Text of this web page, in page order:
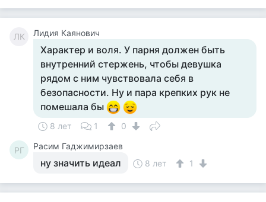
ЛК Лидия Каянович
Характер и воля. У парня должен быть
внутренний стержень, чтобы девушка
рядом с ним чувствовала себя в
безопасности. Ну и пара крепких рук не
помешала бы
8 лет 1 0
РГ Расим Гаджимирзаев
ну значить идеал 8 лет 1